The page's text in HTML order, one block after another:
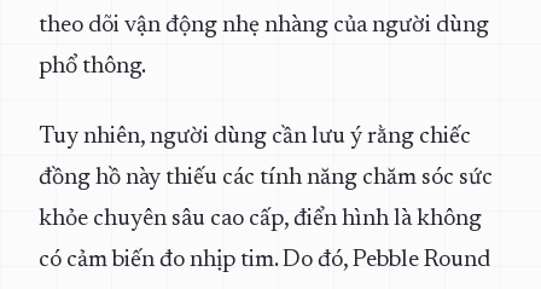
theo dõi vận động nhẹ nhàng của người dùng
phổ thông.
Tuy nhiên, người dùng cần lưu ý rằng chiếc
đồng hồ này thiếu các tính năng chăm sóc sức
khỏe chuyên sâu cao cấp, điển hình là không
có cảm biến đo nhịp tim. Do đó, Pebble Round